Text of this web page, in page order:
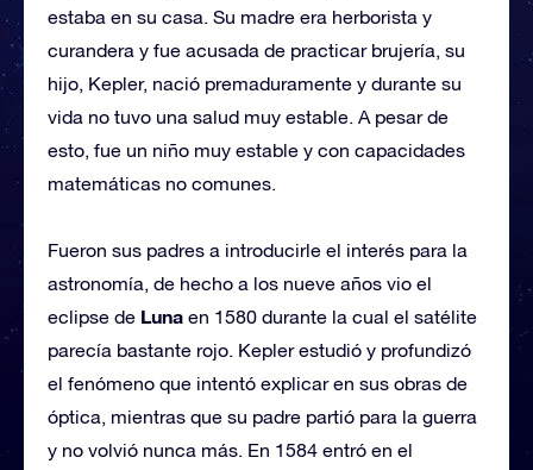
estaba en su casa. Su madre era herborista y
curandera y fue acusada de practicar brujería, su
hijo, Kepler, nació premaduramente y durante su
vida no tuvo una salud muy estable. A pesar de
esto, fue un niño muy estable y con capacidades
matemáticas no comunes.
Fueron sus padres a introducirle el interés para la
astronomía, de hecho a los nueve años vio el
eclipse de Luna en 1580 durante la cual el satélite
parecía bastante rojo. Kepler estudió y profundizó
el fenómeno que intentó explicar en sus obras de
óptica, mientras que su padre partió para la guerra
y no volvió nunca más. En 1584 entró en el